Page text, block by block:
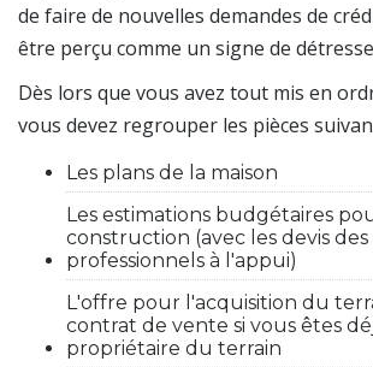
de faire de nouvelles demandes de
être perçu comme un signe de
Dès lors que vous avez tout mis en
vous devez regrouper les pièces
Les plans de la maison
Les estimations budgétaires
construction (avec les devis
professionnels à l'appui)
L'offre pour l'acquisition du
contrat de vente si vous êtes
propriétaire du terrain